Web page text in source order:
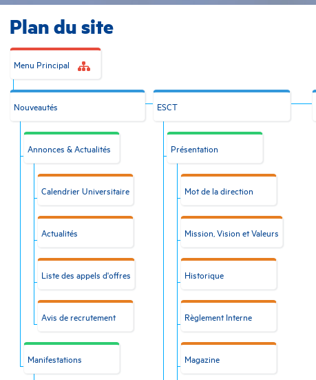
Plan du site
Menu Principal
Nouveautés
Annonces & Actualités
Calendrier Universitaire
Actualités
Liste des appels d'offres
Avis de recrutement
Manifestations
ESCT
Présentation
Mot de la direction
Mission, Vision et Valeurs
Historique
Règlement Interne
Magazine